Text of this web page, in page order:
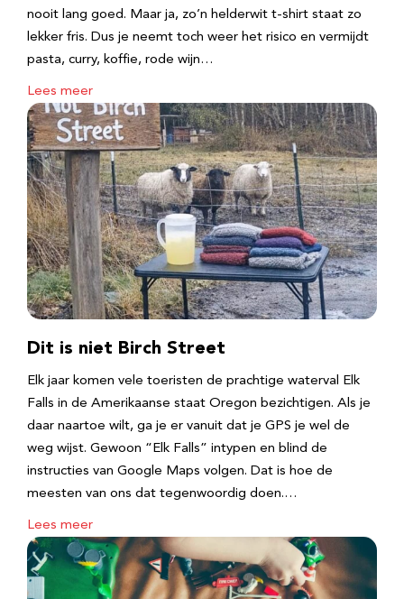
nooit lang goed. Maar ja, zo’n helderwit t-shirt staat zo
lekker fris. Dus je neemt toch weer het risico en vermijdt
pasta, curry, koffie, rode wijn…
Lees meer
Dit is niet Birch Street
Elk jaar komen vele toeristen de prachtige waterval Elk
Falls in de Amerikaanse staat Oregon bezichtigen. Als je
daar naartoe wilt, ga je er vanuit dat je GPS je wel de
weg wijst. Gewoon “Elk Falls” intypen en blind de
instructies van Google Maps volgen. Dat is hoe de
meesten van ons dat tegenwoordig doen.…
Lees meer